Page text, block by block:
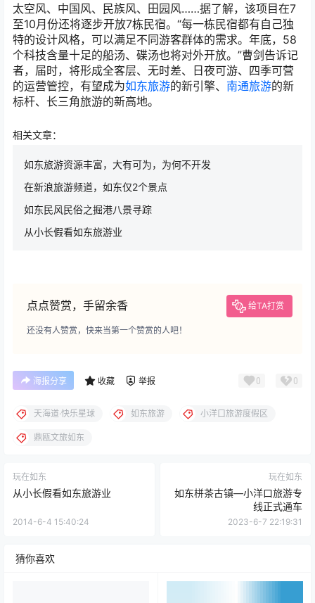
太空风、中国风、民族风、田园风……据了解，该项目在7
至10月份还将逐步开放7栋民宿。“每一栋民宿都有自己独
特的设计风格，可以满足不同游客群体的需求。年底，58
个科技含量十足的船汤、碟汤也将对外开放。”曹剑告诉记
者，届时，将形成全客层、无时差、日夜可游、四季可营
的运营管控，有望成为如东旅游的新引擎、 南通旅游的新
标杆、长三角旅游的新高地。
相关文章：
如东旅游资源丰富，大有可为，为何不开发
在新浪旅游频道，如东仅2个景点
如东民风民俗之掘港八景寻踪
从小长假看如东旅游业
点点赞赏，手留余香 给TA打赏
还没有人赞赏，快来当第一个赞赏的人吧！
海报分享 收藏 举报 0 0
天海道·快乐星球 如东旅游 小洋口旅游度假区
鼎瓯文旅如东
玩在如东
从小长假看如东旅游业
2014-6-4 15:40:24
玩在如东
如东栟茶古镇—小洋口旅游专
线正式通车
2023-6-7 22:19:31
猜你喜欢